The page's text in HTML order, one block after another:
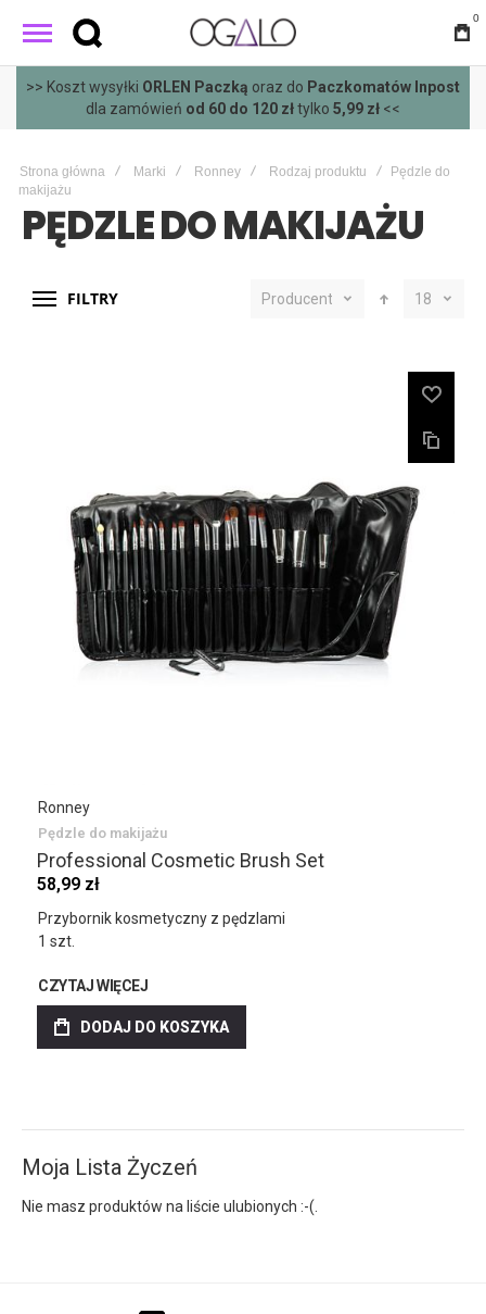
0
>> Koszt wysyłki ORLEN Paczką oraz do Paczkomatów Inpost
dla zamówień od 60 do 120 złtylko 5,99 zł <<
Strona główna Marki Ronney Rodzaj produktu
Pędzle do
makijażu
PĘDZLE DO MAKIJAŻU
FILTRY Producent 18
Ronney
Pędzle do makijażu
Professional Cosmetic Brush Set
58,99 zł
Przybornik kosmetyczny z pędzlami
1 szt.
CZYTAJ WIĘCEJ
DODAJ DO KOSZYKA
Moja Lista Życzeń
Nie masz produktów na liście ulubionych :-(.